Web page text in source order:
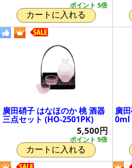
ポイント 5倍
カートに入れる
廣田硝子 はなほのか 桃 酒器
三点セット (HO-2501PK)
ポイント 5倍
5,500円
カートに入れる
廣
0ml